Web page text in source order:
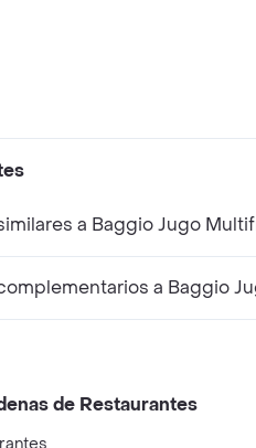
a Baggio Jugo
a Baggio
de Restaurantes